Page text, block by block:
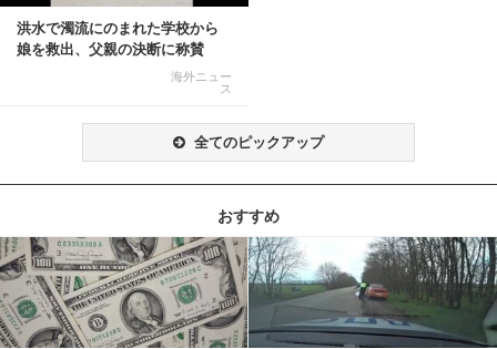
洪水で濁流にのまれた学校から
娘を救出、父親の決断に称賛
続々 一部では「危険...海外ニュー
ス
全てのピックアップ
おすすめ
記事を読む